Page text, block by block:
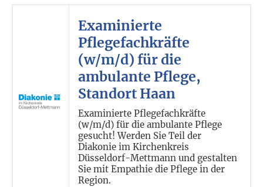
Examinierte
Pflegefachkräfte
(w/m/d) für die
ambulante Pflege,
Standort Haan
Examinierte Pflegefachkräfte
(w/m/d) für die ambulante Pflege
gesucht! Werden Sie Teil der
Diakonie im Kirchenkreis
Düsseldorf-Mettmann und gestalten
Sie mit Empathie die Pflege in der
Region.